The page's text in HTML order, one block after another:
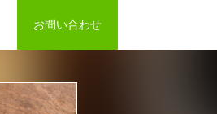
お問い合わせ